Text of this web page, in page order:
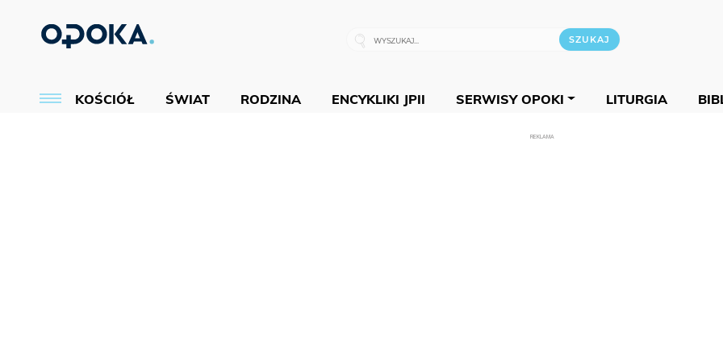
KOŚCIÓŁ ŚWIAT RODZINA ENCYKLIKI JPII SERWISY OPOKI LITURGIA
REKLAMA